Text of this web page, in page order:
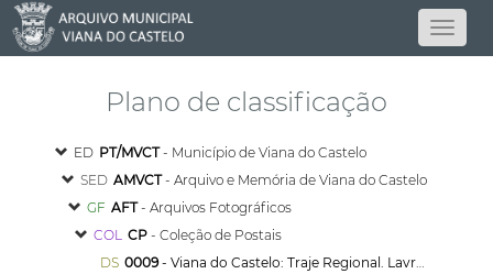
Plano de classificação
ED PT/MVCT- Município de Viana do Castelo
SED AMVCT- Arquivo e Memória de Viana do Castelo
GF AFT- Arquivos Fotográficos
COL CP - Coleção de Postais
DS 0009- Viana do Castelo: Traje Regional. Lavradeira